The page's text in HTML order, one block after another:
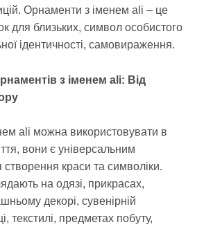
Орнаменти з іменем ali – це
для близьких, символ особистого
ідентичності, самовираження.
з іменем ali: Від
ali можна використовувати в
вони є універсальним
створення краси та символіки.
на одязі, прикрасах,
декорі, сувенірній
текстилі, предметах побуту,